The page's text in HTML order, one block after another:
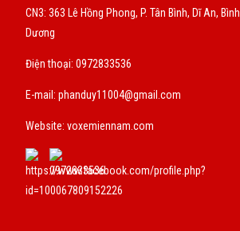
CN3: 363 Lê Hồng Phong, P. Tân Bình, Dĩ An, Bình
Dương
Điện thoại: 0972833536
E-mail: phanduy11004@gmail.com
Website: voxemiennam.com